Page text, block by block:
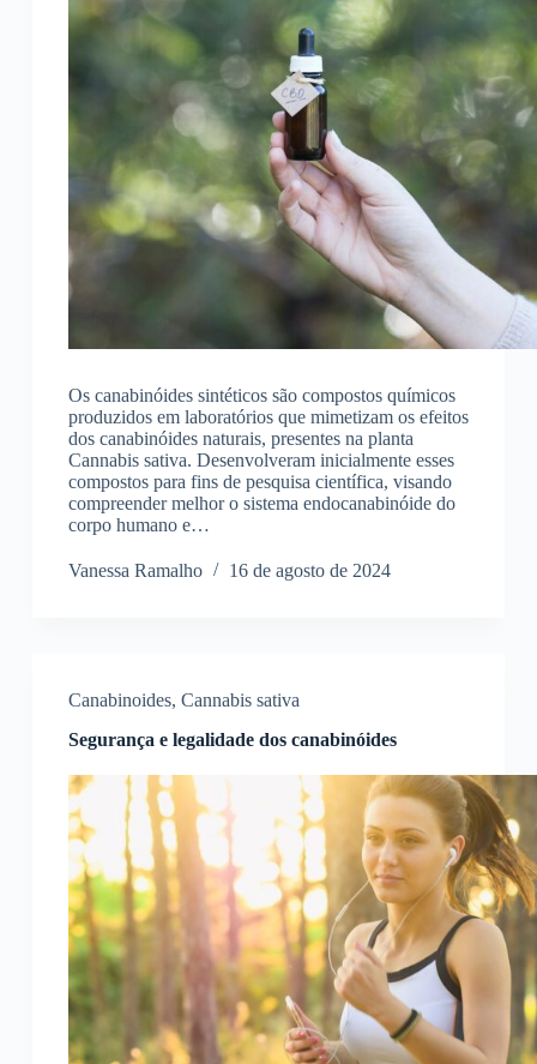
Os canabinóides sintéticos são compostos químicos
produzidos em laboratórios que mimetizam os efeitos
dos canabinóides naturais, presentes na planta
Cannabis sativa. Desenvolveram inicialmente esses
compostos para fins de pesquisa científica, visando
compreender melhor o sistema endocanabinóide do
corpo humano e…
Vanessa Ramalho 16 de agosto de 2024
Canabinoides, Cannabis sativa
Segurança e legalidade dos canabinóides